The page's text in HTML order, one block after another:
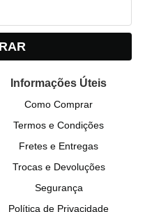
Informações Úteis
Como Comprar
Termos e Condições
Fretes e Entregas
Trocas e Devoluções
Segurança
Política de Privacidade